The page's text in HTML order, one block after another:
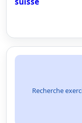
Recherche